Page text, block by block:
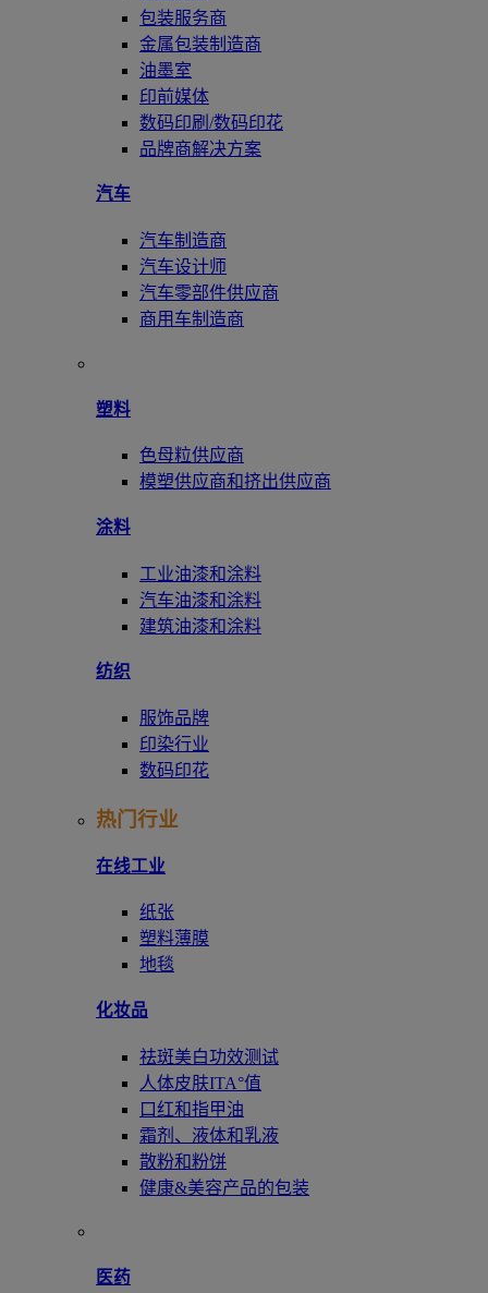
包装服务商
金属包装制造商
油墨室
印前媒体
数码印刷/数码印花
品牌商解决方案
汽车
汽车制造商
汽车设计师
汽车零部件供应商
商用车制造商
塑料
色母粒供应商
模塑供应商和挤出供应商
涂料
工业油漆和涂料
汽车油漆和涂料
建筑油漆和涂料
纺织
服饰品牌
印染行业
数码印花
热门行业
在线工业
纸张
塑料薄膜
地毯
化妆品
祛斑美白功效测试
人体皮肤ITA°值
口红和指甲油
霜剂、液体和乳液
散粉和粉饼
健康&美容产品的包装
医药